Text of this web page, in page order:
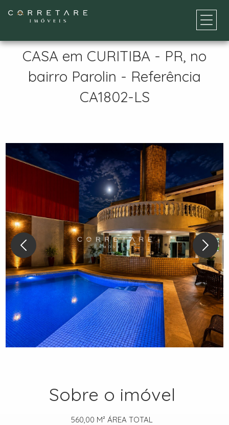
CASA em CURITIBA - PR, no
bairro Parolin - Referência
CA1802-LS
Sobre o imóvel
560,00 M² ÁREA TOTAL